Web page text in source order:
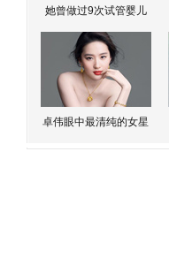
她曾做过9次试管婴儿
卓伟眼中最清纯的女星